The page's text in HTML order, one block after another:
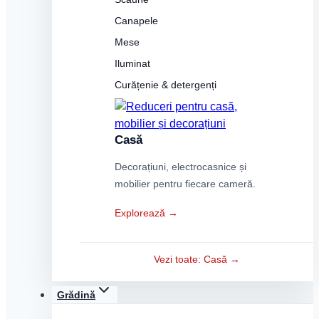
Canapele
Mese
Iluminat
Curățenie & detergenți
Casă
Decorațiuni, electrocasnice și
mobilier pentru fiecare cameră.
Explorează →
Vezi toate: Casă →
Grădină